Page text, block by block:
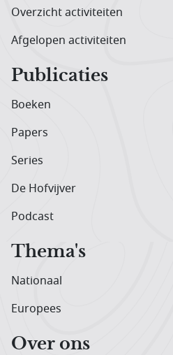
Overzicht activiteiten
Afgelopen activiteiten
Publicaties
Boeken
Papers
Series
De Hofvijver
Podcast
Thema's
Nationaal
Europees
Over ons